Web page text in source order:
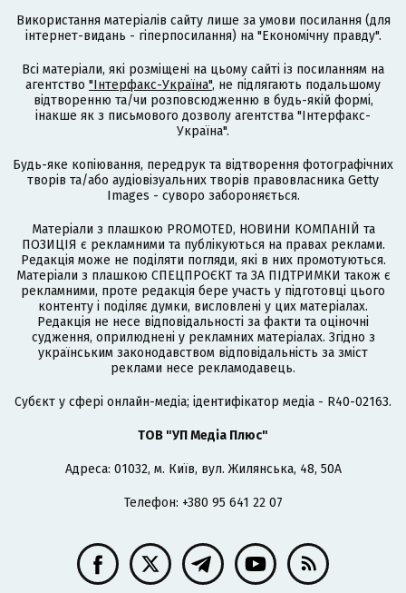
Використання матеріалів сайту лише за умови посилання (для
інтернет-видань - гіперпосилання) на "Економічну правду".
Всі матеріали, які розміщені на цьому сайті із посиланням на
агентство "Інтерфакс-Україна", не підлягають подальшому
відтворенню та/чи розповсюдженню в будь-якій формі,
інакше як з письмового дозволу агентства "Інтерфакс-
Україна".
Будь-яке копіювання, передрук та відтворення фотографічних
творів та/або аудіовізуальних творів правовласника Getty
Images - суворо забороняється.
Матеріали з плашкою PROMOTED, НОВИНИ КОМПАНІЙ та
ПОЗИЦІЯ є рекламними та публікуються на правах реклами.
Редакція може не поділяти погляди, які в них промотуються.
Матеріали з плашкою СПЕЦПРОЄКТ та ЗА ПІДТРИМКИ також є
рекламними, проте редакція бере участь у підготовці цього
контенту і поділяє думки, висловлені у цих матеріалах.
Редакція не несе відповідальності за факти та оціночні
судження, оприлюднені у рекламних матеріалах. Згідно з
українським законодавством відповідальність за зміст
реклами несе рекламодавець.
Cубєкт у сфері онлайн-медіа; ідентифікатор медіа - R40-02163.
ТОВ "УП Медіа Плюс"
Адреса: 01032, м. Київ, вул. Жилянська, 48, 50А
Телефон: +380 95 641 22 07